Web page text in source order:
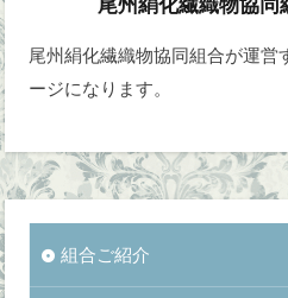
尾州絹化繊織物協同
尾州絹化繊織物協同組合が運営
ージになります。
組合ご紹介